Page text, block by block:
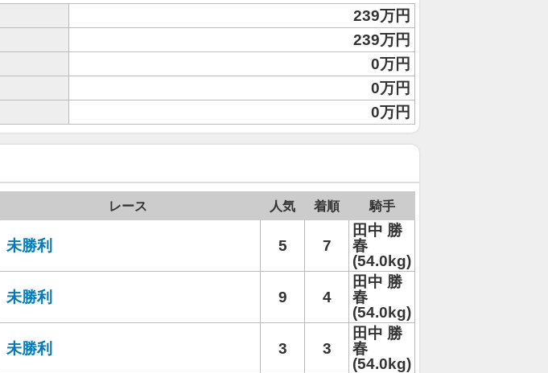
239万円
239万円
0万円
0万円
0万円
レース 人気 着順 騎手
未勝利 5 7
田中 勝
春
(54.0kg)
未勝利 9 4
田中 勝
春
(54.0kg)
未勝利 3 3
田中 勝
春
(54.0kg)